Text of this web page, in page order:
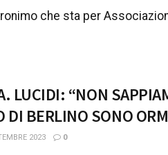
che sta per
LUCIDI: “NON
DI BERLINO SONO
2023 0